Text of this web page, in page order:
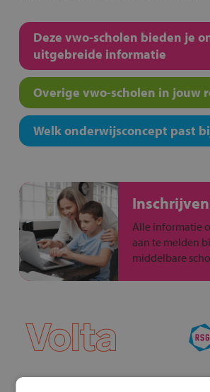
Deze vwo-scholen bieden je
uitgebreide informatie
Overige vwo-scholen in jouw
Welk onderwijsconcept past
Alle informatie
aan te melden
middelbare